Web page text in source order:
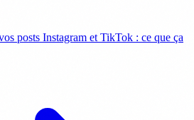
posts Instagram et TikTok : ce que ça